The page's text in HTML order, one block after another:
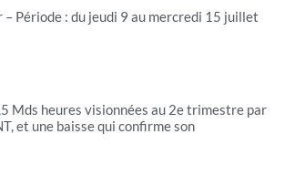
– Période : du jeudi 9 au mercredi 15 juillet
Mds heures visionnées au 2e trimestre par
et une baisse qui confirme son